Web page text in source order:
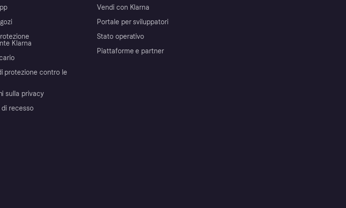
Klarna
protezione contro le
sulla privacy
di recesso
Vendi con Klarna
Portale per sviluppatori
Stato operativo
Piattaforme e partner